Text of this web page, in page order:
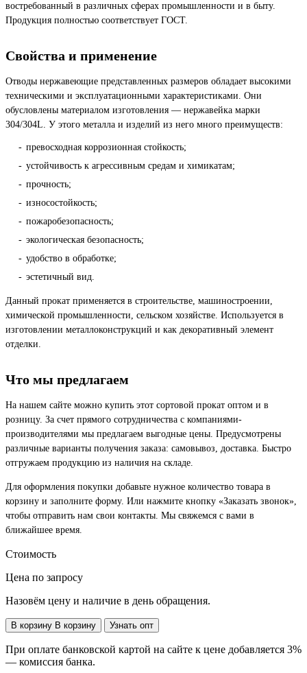
востребованный в различных сферах промышленности и в быту.
Продукция полностью соответствует ГОСТ.
Свойства и применение
Отводы нержавеющие представленных размеров обладает высокими
техническими и эксплуатационными характеристиками. Они
обусловлены материалом изготовления — нержавейка марки
304/304L. У этого металла и изделий из него много преимуществ:
превосходная коррозионная стойкость;
устойчивость к агрессивным средам и химикатам;
прочность;
износостойкость;
пожаробезопасность;
экологическая безопасность;
удобство в обработке;
эстетичный вид.
Данный прокат применяется в строительстве, машиностроении,
химической промышленности, сельском хозяйстве. Используется в
изготовлении металлоконструкций и как декоративный элемент
отделки.
Что мы предлагаем
На нашем сайте можно купить этот сортовой прокат оптом и в
розницу. За счет прямого сотрудничества с компаниями-
производителями мы предлагаем выгодные цены. Предусмотрены
различные варианты получения заказа: самовывоз, доставка. Быстро
отгружаем продукцию из наличия на складе.
Для оформления покупки добавьте нужное количество товара в
корзину и заполните форму. Или нажмите кнопку «Заказать звонок»,
чтобы отправить нам свои контакты. Мы свяжемся с вами в
ближайшее время.
Стоимость
Цена по запросу
Назовём цену и наличие в день обращения.
В корзину В корзину Узнать опт
При оплате банковской картой на сайте к цене добавляется 3%
— комиссия банка.